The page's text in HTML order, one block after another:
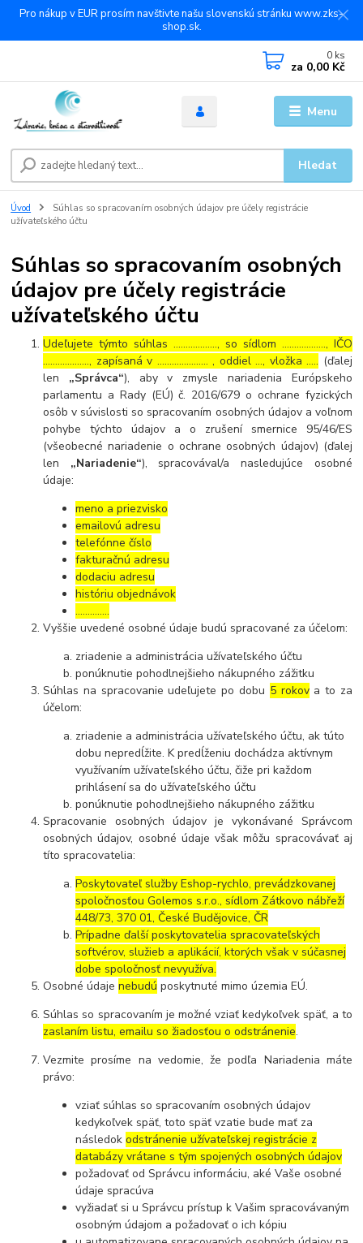
Pro nákup v EUR prosím navštivte našu slovenskú stránku www.zks-
shop.sk.
Menu
Hledat
0 ks
za 0,00 Kč
Úvod
Súhlas so spracovaním osobných údajov pre účely registrácie
užívateľského účtu
Súhlas so spracovaním osobných
údajov pre účely registrácie
užívateľského účtu
Udeľujete týmto súhlas ……………..., so sídlom ………………, IČO
………………., zapísaná v ………………… , oddiel …, vložka ….. (ďalej
len „Správca“), aby v zmysle nariadenia Európskeho
parlamentu a Rady (EÚ) č. 2016/679 o ochrane fyzických
osôb v súvislosti so spracovaním osobných údajov a voľnom
pohybe týchto údajov a o zrušení smernice 95/46/ES
(všeobecné nariadenie o ochrane osobných údajov) (ďalej
len „Nariadenie“), spracovával/a nasledujúce osobné
údaje:
meno a priezvisko
emailovú adresu
telefónne číslo
fakturačnú adresu
dodaciu adresu
históriu objednávok
…………..
Vyššie uvedené osobné údaje budú spracované za účelom:
zriadenie a administrácia užívateľského účtu
ponúknutie pohodlnejšieho nákupného zážitku
Súhlas na spracovanie udeľujete po dobu 5 rokova to za
účelom:
zriadenie a administrácia užívateľského účtu, ak túto
dobu nepredĺžite. K predĺženiu dochádza aktívnym
využívaním užívateľského účtu, čiže pri každom
prihlásení sa do užívateľského účtu
ponúknutie pohodlnejšieho nákupného zážitku
Spracovanie osobných údajov je vykonávané Správcom
osobných údajov, osobné údaje však môžu spracovávať aj
títo spracovatelia:
Poskytovateľ služby Eshop-rychlo, prevádzkovanej
spoločnosťou Golemos s.r.o., sídlom Zátkovo nábřeží
448/73, 370 01, České Budějovice, ČR
Prípadne ďalší poskytovatelia spracovateľských
softvérov, služieb a aplikácií, ktorých však v súčasnej
dobe spoločnosť nevyužíva.
Osobné údajenebudú poskytnuté mimo územia EÚ.
Súhlas so spracovaním je možné vziať kedykoľvek späť, a to
zaslaním listu, emailu so žiadosťou o odstránenie.
Vezmite prosíme na vedomie, že podľa Nariadenia máte
právo:
vziať súhlas so spracovaním osobných údajov
kedykoľvek späť, toto späť vzatie bude mať za
následokodstránenie užívateľskej registrácie z
databázy vrátane s tým spojených osobných údajov
požadovať od Správcu informáciu, aké Vaše osobné
údaje spracúva
vyžiadať si u Správcu prístup k Vašim spracovávaným
osobným údajom a požadovať o ich kópiu